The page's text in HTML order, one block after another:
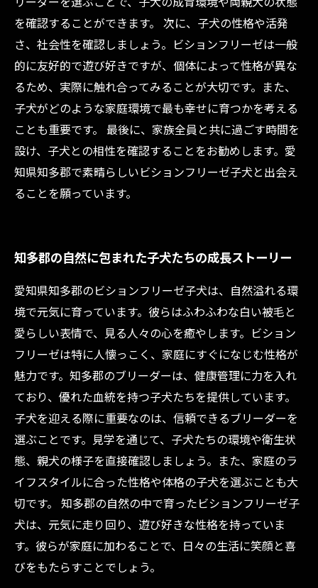
を確認することができます。 次に、子犬の性格や活発
さ、社会性を確認しましょう。ビションフリーゼは一般
的に友好的で遊び好きですが、個体によって性格が異な
るため、実際に触れ合ってみることが大切です。また、
子犬がどのような家庭環境で最も幸せに育つかを考える
ことも重要です。 最後に、家族全員と共に過ごす時間を
設け、子犬との相性を確認することをお勧めします。愛
知県知多郡で素晴らしいビションフリーゼ子犬と出会え
ることを願っています。
知多郡の自然に包まれた子犬たちの成長ストーリー
愛知県知多郡のビションフリーゼ子犬は、自然溢れる環
境で元気に育っています。彼らはふわふわな白い被毛と
愛らしい表情で、見る人々の心を癒やします。ビション
フリーゼは特に人懐っこく、家庭にすぐになじむ性格が
魅力です。知多郡のブリーダーは、健康管理に力を入れ
ており、優れた血統を持つ子犬たちを提供しています。
子犬を迎える際に重要なのは、信頼できるブリーダーを
選ぶことです。見学を通じて、子犬たちの環境や衛生状
態、親犬の様子を直接確認しましょう。また、家庭のラ
イフスタイルに合った性格や体格の子犬を選ぶことも大
切です。 知多郡の自然の中で育ったビションフリーゼ子
犬は、元気に走り回り、遊び好きな性格を持っていま
す。彼らが家庭に加わることで、日々の生活に笑顔と喜
びをもたらすことでしょう。